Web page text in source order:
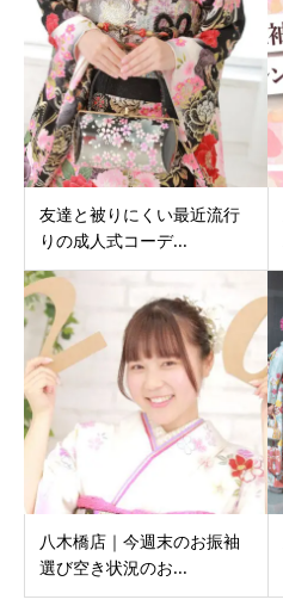
友達と被りにくい最近流行
りの成人式コーデ...
八木橋店｜今週末のお振袖
選び空き状況のお...